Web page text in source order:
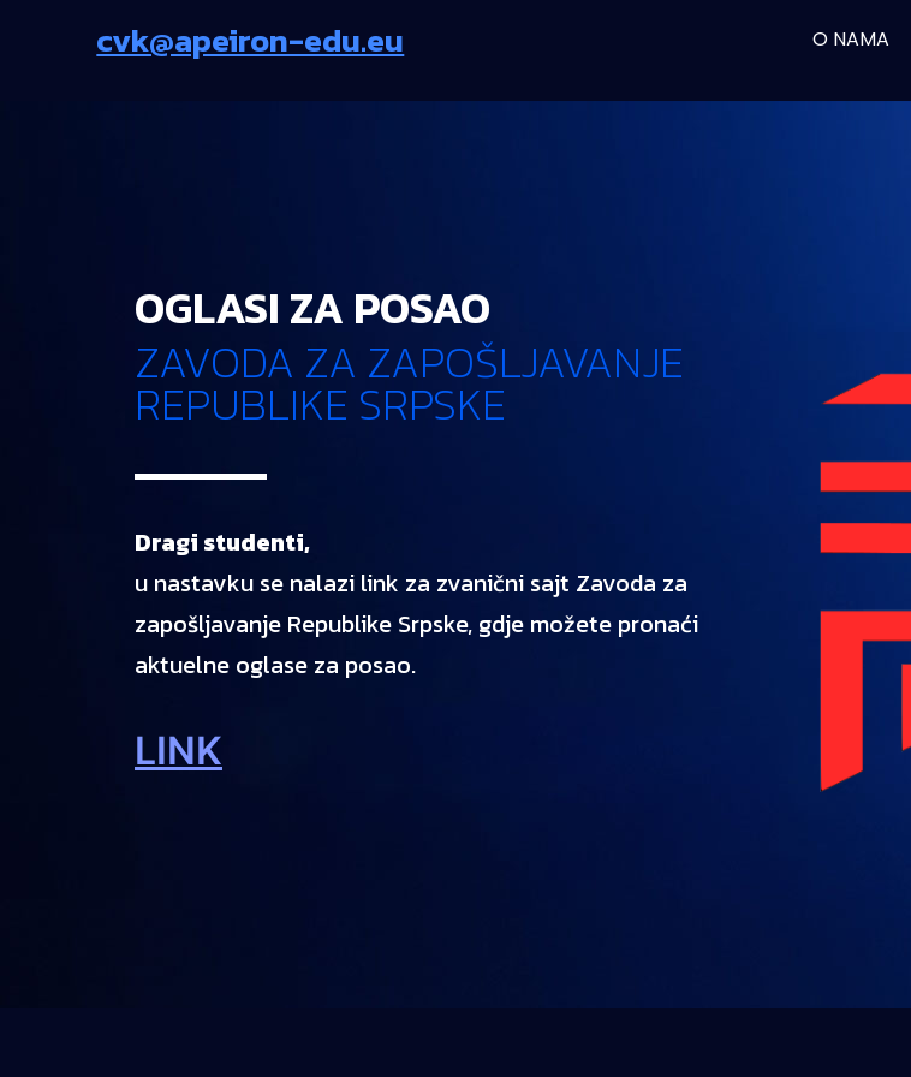
cvk@apeiron-edu.eu O NAMA
OGLASI ZA POSAO
ZAVODA ZA ZAPOŠLJAVANJE
REPUBLIKE SRPSKE
Dragi studenti,
u nastavku se nalazi link za zvanični sajt Zavoda za
zapošljavanje Republike Srpske, gdje možete pronaći
aktuelne oglase za posao.
LINK